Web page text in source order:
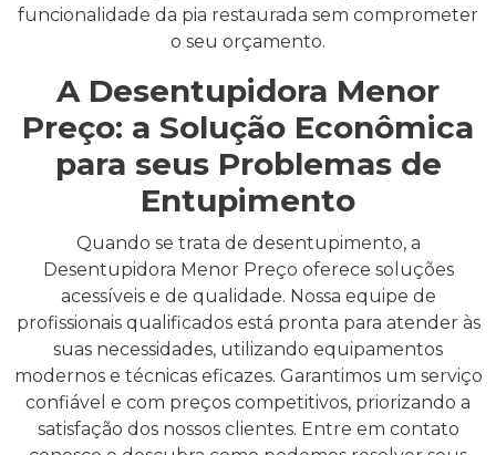
funcionalidade da pia restaurada sem comprometer
o seu orçamento.
A Desentupidora Menor
Preço: a Solução Econômica
para seus Problemas de
Entupimento
Quando se trata de desentupimento, a
Desentupidora Menor Preço oferece soluções
acessíveis e de qualidade. Nossa equipe de
profissionais qualificados está pronta para atender às
suas necessidades, utilizando equipamentos
modernos e técnicas eficazes. Garantimos um serviço
confiável e com preços competitivos, priorizando a
satisfação dos nossos clientes. Entre em contato